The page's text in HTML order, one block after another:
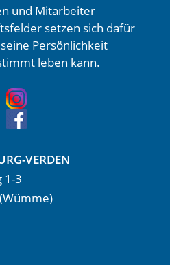
und Mitarbeiter
setzen sich dafür
Persönlichkeit
leben kann.
VERDEN
1-3